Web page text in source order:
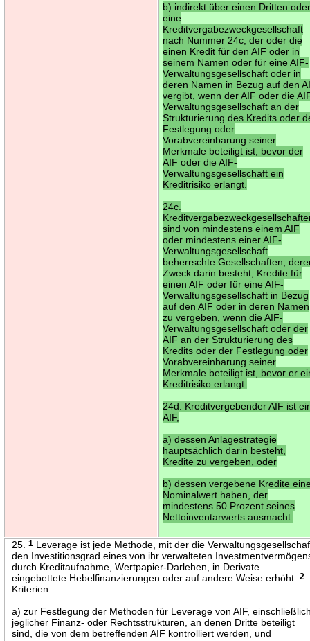
b) indirekt über einen Dritten
eine
Kreditvergabezweckgesellschaft
nach Nummer 24c, der oder die
einen Kredit für den AIF oder in
seinem Namen oder für eine AIF-
Verwaltungsgesellschaft oder in
deren Namen in Bezug auf den
vergibt, wenn der AIF oder die
Verwaltungsgesellschaft an der
Strukturierung des Kredits oder
Festlegung oder
Vorabvereinbarung seiner
Merkmale beteiligt ist, bevor der
AIF oder die AIF-
Verwaltungsgesellschaft ein
Kreditrisiko erlangt.
24c.
sind von mindestens einem AIF
oder mindestens einer AIF-
Verwaltungsgesellschaft
beherrschte Gesellschaften,
Zweck darin besteht, Kredite für
einen AIF oder für eine AIF-
Verwaltungsgesellschaft in Bezug
auf den AIF oder in deren Namen
zu vergeben, wenn die AIF-
Verwaltungsgesellschaft oder der
AIF an der Strukturierung des
Kredits oder der Festlegung oder
Vorabvereinbarung seiner
Merkmale beteiligt ist, bevor er
Kreditrisiko erlangt.
24d. Kreditvergebender AIF ist
AIF,
a) dessen Anlagestrategie
hauptsächlich darin besteht,
Kredite zu vergeben, oder
b) dessen vergebene Kredite
Nominalwert haben, der
mindestens 50 Prozent seines
Nettoinventarwerts ausmacht.
25.1 Leverage ist jede Methode, mit der die
den Investitionsgrad eines von ihr verwalteten
durch Kreditaufnahme, Wertpapier-Darlehen, in Derivate
eingebettete Hebelfinanzierungen oder auf andere Weise erhöht.2
Kriterien
a) zur Festlegung der Methoden für Leverage von AIF,
jeglicher Finanz- oder Rechtsstrukturen, an denen Dritte beteiligt
sind, die von dem betreffenden AIF kontrolliert werden, und